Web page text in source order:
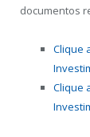
documentos
Clique
Clique